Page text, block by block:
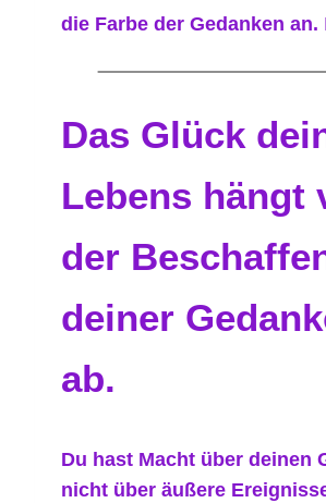
die Farbe der Gedanken an.
Das Glück
Lebens hängt
der
deiner
ab.
Du hast Macht über deinen
nicht über äußere